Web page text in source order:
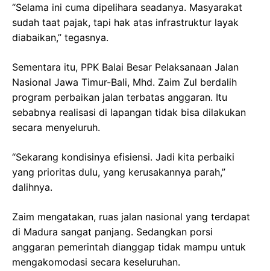
“Selama ini cuma dipelihara seadanya. Masyarakat
sudah taat pajak, tapi hak atas infrastruktur layak
diabaikan,” tegasnya.
Sementara itu, PPK Balai Besar Pelaksanaan Jalan
Nasional Jawa Timur-Bali, Mhd. Zaim Zul berdalih
program perbaikan jalan terbatas anggaran. Itu
sebabnya realisasi di lapangan tidak bisa dilakukan
secara menyeluruh.
“Sekarang kondisinya efisiensi. Jadi kita perbaiki
yang prioritas dulu, yang kerusakannya parah,”
dalihnya.
Zaim mengatakan, ruas jalan nasional yang terdapat
di Madura sangat panjang. Sedangkan porsi
anggaran pemerintah dianggap tidak mampu untuk
mengakomodasi secara keseluruhan.